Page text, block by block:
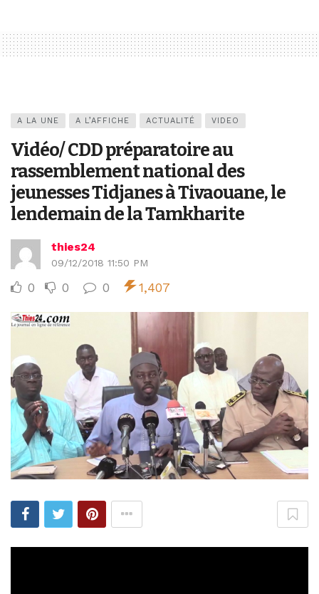
A LA UNE A L’AFFICHE ACTUALITÉ VIDEO
Vidéo/ CDD préparatoire au
rassemblement national des
jeunesses Tidjanes à Tivaouane, le
lendemain de la Tamkharite
thies24
09/12/2018 11:50 PM
0 0 0 1,407